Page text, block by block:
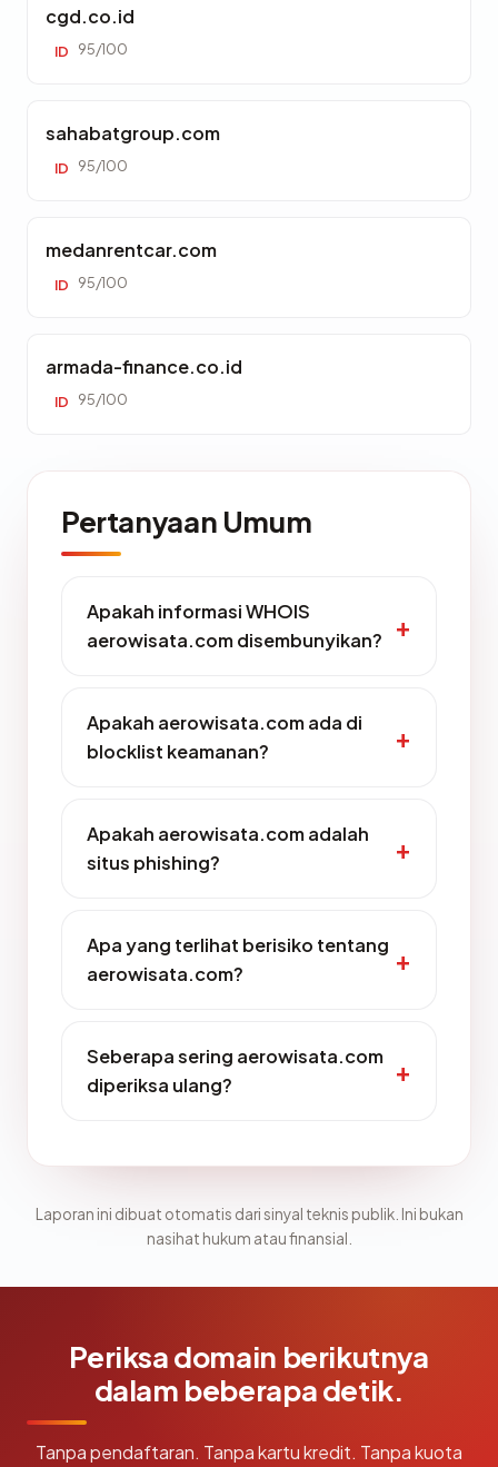
cgd.co.id
ID 95/100
sahabatgroup.com
ID 95/100
medanrentcar.com
ID 95/100
armada-finance.co.id
ID 95/100
Pertanyaan Umum
Apakah informasi WHOIS
aerowisata.com disembunyikan?
Apakah aerowisata.com ada di
blocklist keamanan?
Apakah aerowisata.com adalah
situs phishing?
Apa yang terlihat berisiko tentang
aerowisata.com?
Seberapa sering aerowisata.com
diperiksa ulang?
Laporan ini dibuat otomatis dari sinyal teknis publik. Ini bukan
nasihat hukum atau finansial.
Periksa domain berikutnya
dalam beberapa detik.
Tanpa pendaftaran. Tanpa kartu kredit. Tanpa kuota